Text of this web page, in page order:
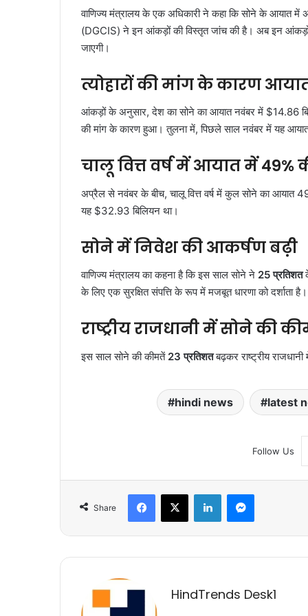
वाणिज्य मंत्रालय के एक अधिकारी ने कहा कि सोने के आयात में
(DGCIS) ने इन आंकड़ों की विस्तृत जांच की है। अब इन आंकड़ों
जाएगी।
त्योहारों की मांग के कारण
आंकड़ों के अनुसार, देश का सोने का आयात नवंबर में $14.86
की मांग के कारण हुआ। तुलना में, पिछले साल नवंबर में यह
चालू वित्त वर्ष में आयात में 49%
अप्रैल से नवंबर के बीच, चालू वित्त वर्ष में कुल सोने का आयात
यह $32.93 बिलियन था।
सोने में निवेश की आकर्षण बढ़ी
वाणिज्य मंत्रालय का कहना है कि इस साल सोने ने 25 प्रतिशत
के लिए एक सुरक्षित संपत्ति के रूप में मजबूत धारणा को दर्शाता है।
राष्ट्रीय राजधानी में सोने की
इस साल सोने की कीमतें 23 प्रतिशतबढ़कर राष्ट्रीय
hindi news latest
Follow Us
Share
Facebook
X LinkedInMessenger
HindTrends Desk1